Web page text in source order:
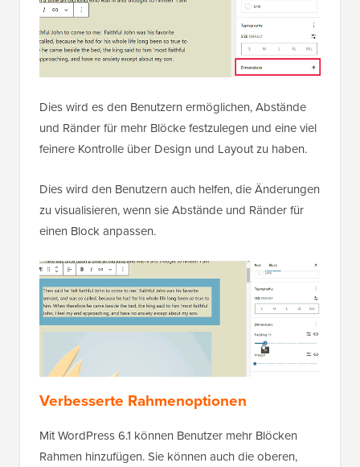
Dies wird es den Benutzern ermöglichen, Abstände
und Ränder für mehr Blöcke festzulegen und eine viel
feinere Kontrolle über Design und Layout zu haben.
Dies wird den Benutzern auch helfen, die Änderungen
zu visualisieren, wenn sie Abstände und Ränder für
einen Block anpassen.
Verbesserte Rahmenoptionen
Mit WordPress 6.1 können Benutzer mehr Blöcken
Rahmen hinzufügen. Sie können auch die oberen,